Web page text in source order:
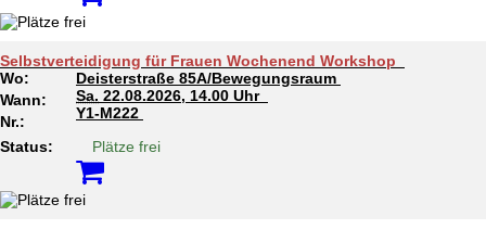
Selbstverteidigung für Frauen Wochenend Workshop
Wo:
Deisterstraße 85A/Bewegungsraum
Wann:
Sa. 22.08.2026, 14.00 Uhr
Nr.:
Y1-M222
Status:
Plätze frei